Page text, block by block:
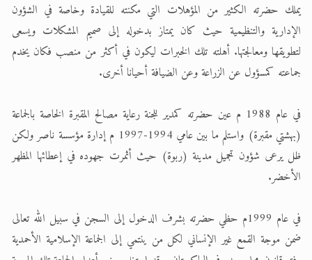
يملك حضرته الكثير من المؤهلات التي مكنته للقيادة وخاصة في الشؤون
الإدارية والتنظيمية حيث كان يمتاز بدخوله إلى صميم المشكلات ويسعى
لتطويقها ومعالجتها. أهلته تلك الخبرات ليكون في أكثر من منصب فكان يخدم
جماعته كمسؤول عن الزراعة وعن الضيافة أحيانا أخرى.
في عام 1988 م عين حضرته كمدير للجنة رعاية مصالح المقبرة الخاصة بالجماعة
(بهشتي مقبرة) واستلم ما بين عامي 1994-1997 م إدارة مؤسسة ناصر ولكن
ظل يرعى شؤون تجميل مدينة (ربوة) حيث أثمرت جهوده في إعطائها المظهر
الأخضر.
في عام 1999م حظي حضرته بشرف الدخول إلى السجن في سبيل الله تعالى
ضمن موجة القمع غير الإنساني لكل من ينتمي إلى الجماعة الإسلامية الأحمدية